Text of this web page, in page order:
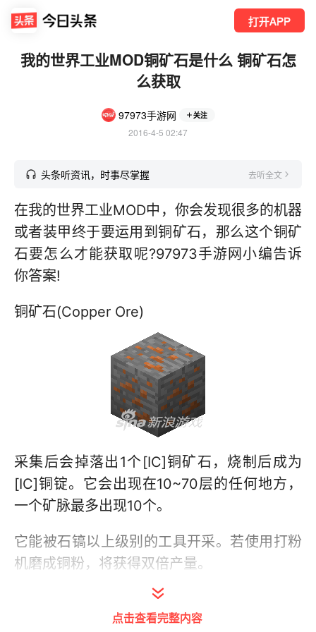
打开APP
我的世界工业MOD铜矿石是什么 铜矿石怎
么获取
97973手游网 关注
2016-4-5 02:47
头条听资讯，时事尽掌握 去听全文
在我的世界工业MOD中，你会发现很多的机器
或者装甲终于要运用到铜矿石，那么这个铜矿
石要怎么才能获取呢?97973手游网小编告诉
你答案!
铜矿石(Copper Ore)
采集后会掉落出1个[IC]铜矿石，烧制后成为
[IC]铜锭。它会出现在10~70层的任何地方，
一个矿脉最多出现10个。
它能被石镐以上级别的工具开采。若使用打粉
机磨成铜粉，将获得双倍产量。
我的世界铜矿石介绍：
点击查看完整内容